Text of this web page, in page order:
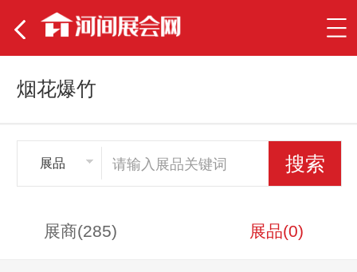
烟花爆竹
展品
展商(285) 展品(0)